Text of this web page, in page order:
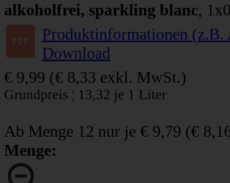
alkoholfrei, sparkling blanc,
Produktinformationen
Download
€ 9,99 (€ 8,33 exkl. MwSt.)
Grundpreis ¦ 13,32 je 1 Liter
Ab Menge 12 nur je € 9,79 (€
Menge: